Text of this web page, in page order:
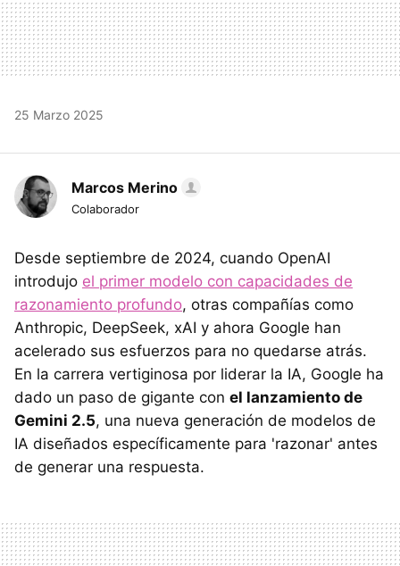
25 Marzo 2025
Marcos Merino
Colaborador
Desde septiembre de 2024, cuando OpenAI
introdujo el primer modelo con capacidades de
razonamiento profundo, otras compañías como
Anthropic, DeepSeek, xAI y ahora Google han
acelerado sus esfuerzos para no quedarse atrás.
En la carrera vertiginosa por liderar la IA, Google ha
dado un paso de gigante con el lanzamiento de
Gemini 2.5, una nueva generación de modelos de
IA diseñados específicamente para 'razonar' antes
de generar una respuesta.